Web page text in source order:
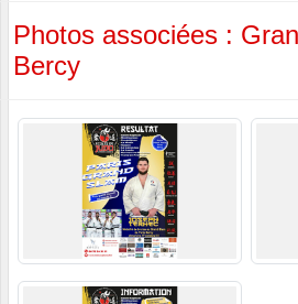
Photos associées :
Bercy